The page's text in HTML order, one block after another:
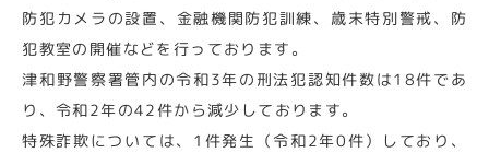
防犯カメラの設置、金融機関防犯訓練、歳末特別警戒、防
犯教室の開催などを行っております。
津和野警察署管内の令和3年の刑法犯認知件数は18件であ
り、令和2年の42件から減少しております。
特殊詐欺については、1件発生（令和2年0件）しており、